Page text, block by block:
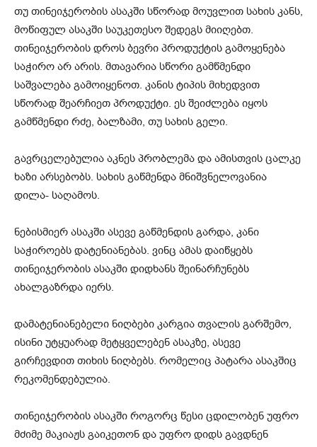
თუ თინეიჯერობის ასაკში სწორად მოუვლით სახის კანს,
მოწიფულ ასაკში საუკეთესო შედეგს მიიღებთ.
თინეიჯერობის დროს ბევრი პროდუქტის გამოყენება
საჭირო არ არის. მთავარია სწორი გამწმენდი
საშვალება გამოიყენოთ. კანის ტიპის მიხედვით
სწორად შეარჩიეთ პროდუქტი. ეს შეიძლება იყოს
გამწმენდი რძე, ბალზამი, თუ სახის გელი.
გავრცელებულია აკნეს პრობლემა და ამისთვის ცალკე
ხაზი არსებობს. სახის გაწმენდა მნიშვნელოვანია
დილა- საღამოს.
ნებისმიერ ასაკში ასევე გაწმენდის გარდა, კანი
საჭიროებს დატენიანებას. ვინც ამას დაიწყებს
თინეიჯერობის ასაკში დიდხანს შეინარჩუნებს
ახალგაზრდა იერს.
დამატენიანებელი ნიღბები კარგია თვალის გარშემო,
ისინი უტყუარად მეტყველებენ ასაკზე, ასევე
გირჩევდით თიხის ნიღბებს. რომელიც პატარა ასაკშიც
რეკომენდებულია.
თინეიჯერობის ასაკში როგორც წესი ცდილობენ უფრო
მძიმე მაკიაჟს გაიკეთონ და უფრო დიდს გავდნენ